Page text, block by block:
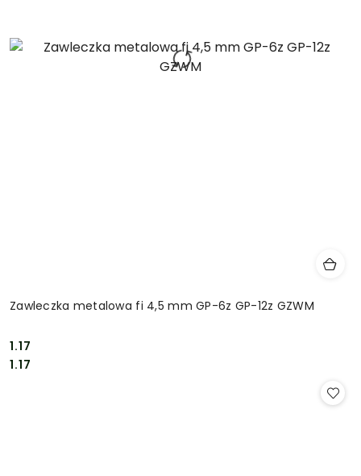
Zawleczka metalowa fi 4,5 mm GP-6z GP-12z GZWM
Cena:
1.17
Cena:
1.17